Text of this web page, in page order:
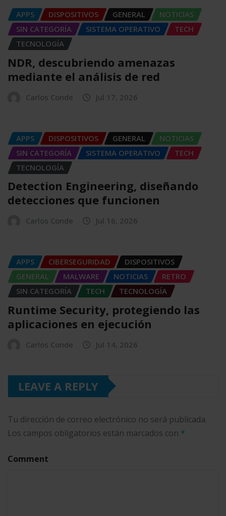
APPS DISPOSITIVOS GENERAL
NOTICIAS
SIN CATEGORÍA
SISTEMA OPERATIVO
TECH
TECNOLOGÍA
NDR, descubriendo amenazas
mediante el análisis de red
Carlos Conde Jul 17, 2026
APPS DISPOSITIVOS GENERAL
NOTICIAS
SIN CATEGORÍA
SISTEMA OPERATIVO
TECH
TECNOLOGÍA
Detection Engineering, diseñando
detecciones que funcionen
Carlos Conde Jul 16, 2026
APPS CIBERSEGURIDAD
DISPOSITIVOS
GENERAL
MALWARE NOTICIAS
RETRO
SIN CATEGORÍA
TECH TECNOLOGÍA
Runtime Security, protegiendo las
aplicaciones en ejecución
Carlos Conde Jul 14, 2026
LEAVE A REPLY
Tu dirección de correo electrónico no será publicada.
Los campos obligatorios están marcados con *
Comment